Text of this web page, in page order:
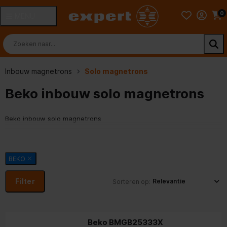
0
Inbouw magnetrons Solo magnetrons
Beko inbouw solo magnetrons
Beko inbouw solo magnetrons
BEKO
Filter Sorteren op:
Beko BMGB25333X